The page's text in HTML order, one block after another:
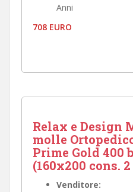
Anni
708 EURO
Relax e Design
molle
Prime Gold 400
(160x200 cons.
Venditore: